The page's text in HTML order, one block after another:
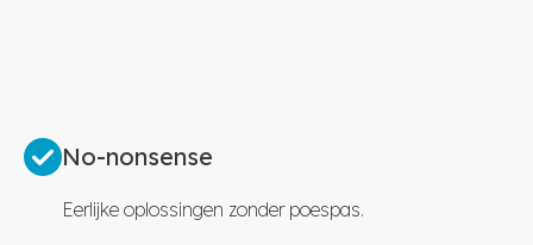
No-nonsense
Eerlijke oplossingen zonder poespas.